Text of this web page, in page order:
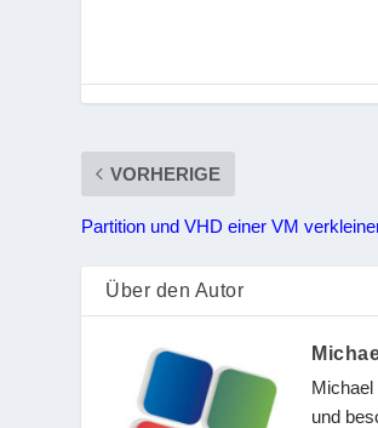
VORHERIGE
Partition und VHD einer VM
Über den Autor
Michael
und